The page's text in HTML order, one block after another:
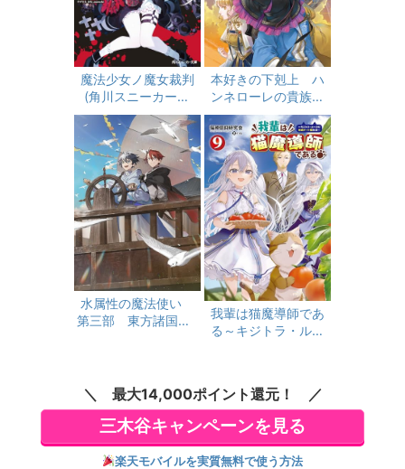
魔法少女ノ魔女裁判
(角川スニーカー文
庫)
本好きの下剋上 ハ
ンネローレの貴族院
五年生3
水属性の魔法使い
第三部 東方諸国編7
我輩は猫魔導師であ
る～キジトラ・ルー
最大14,000ポイント還元！
三木谷キャンペーンを見る
楽天モバイルを実質無料で使う方法